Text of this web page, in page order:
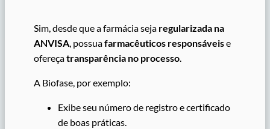
Sim, desde que a farmácia seja regularizada na
ANVISA , possuafarmacêuticos responsáveise
ofereçatransparência no processo
A Biofase, por exemplo:
Exibe seu número de registro e certificado
de boas práticas.